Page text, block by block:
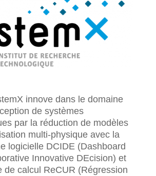
innove dans le domaine
de systèmes
par la réduction de modèles
multi-physique avec la
logicielle DCIDE (Dashboard
Innovative DEcision) et
de calcul ReCUR (Régression